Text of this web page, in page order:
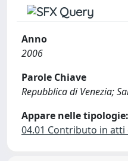
Anno
2006
Parole Chiave
Repubblica di Venezia;
Appare nelle tipologie:
04.01 Contributo in atti